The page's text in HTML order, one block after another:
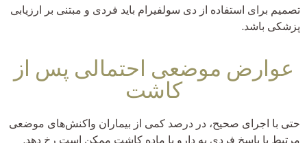
تصمیم برای استفاده از دی سولفیرام باید فردی و مبتنی بر ارزیابی
پزشکی باشد.
عوارض موضعی احتمالی پس از
کاشت
حتی با اجرای صحیح، در درصد کمی از بیماران واکنش‌های موضعی